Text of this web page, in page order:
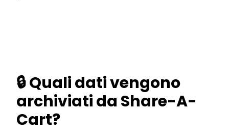
🔒 Quali dati vengono
archiviati da Share-A-
Cart?